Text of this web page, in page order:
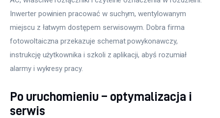
Inwerter powinien pracować w suchym, wentylowanym
miejscu z łatwym dostępem serwisowym. Dobra firma
fotowoltaiczna przekazuje schemat powykonawczy,
instrukcję użytkownika i szkoli z aplikacji, abyś rozumiał
alarmy i wykresy pracy.
Po uruchomieniu – optymalizacja i
serwis